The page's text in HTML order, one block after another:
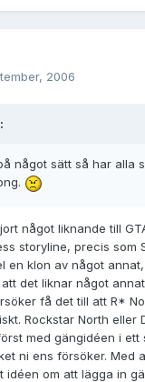
2006
något sätt så har alla
något liknande till
storyline, precis som
en klon av något
det liknar något
få det till att R*
Rockstar North eller
med gängidéen i ett
ni ens försöker. Med
idéen om att lägga in